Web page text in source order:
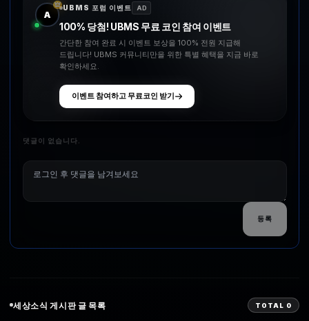
A
UBMS 포럼 이벤트 AD
100% 당첨! UBMS 무료 코인 참여 이벤트
간단한 참여 완료 시 이벤트 보상을 100% 전원 지급해
드립니다! UBMS 커뮤니티만을 위한 특별 혜택을 지금 바로
확인하세요.
이벤트 참여하고 무료코인 받기
댓글이 없습니다.
등록
세상소식 게시판 글 목록 TOTAL 0